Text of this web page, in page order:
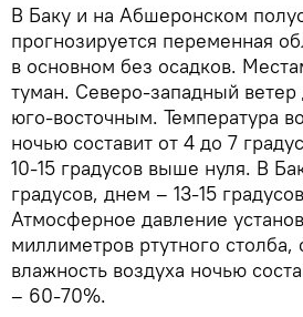
В Баку и на Абшеронском
прогнозируется переменная
в основном без осадков.
туман. Северо-западный
юго-восточным. Температура
ночью составит от 4 до 7
10-15 градусов выше нуля. В
градусов, днем – 13-15
Атмосферное давление
миллиметров ртутного столба,
влажность воздуха ночью
– 60-70%.